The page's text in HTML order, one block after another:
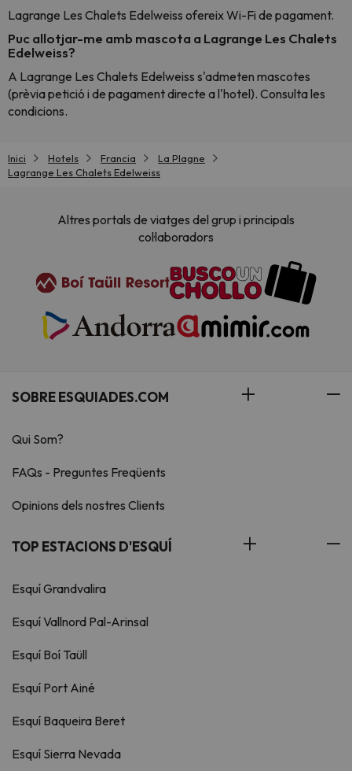
Lagrange Les Chalets Edelweiss ofereix Wi-Fi de pagament.
Puc allotjar-me amb mascota a Lagrange Les Chalets
Edelweiss?
A Lagrange Les Chalets Edelweiss s'admeten mascotes
(prèvia petició i de pagament directe a l'hotel). Consulta les
condicions.
Inici Hotels Francia
La Plagne
Lagrange Les Chalets Edelweiss
Altres portals de viatges del grup i principals
col·laboradors
SOBRE ESQUIADES.COM
Qui Som?
FAQs - Preguntes Freqüents
Opinions dels nostres Clients
TOP ESTACIONS D'ESQUÍ
Esquí Grandvalira
Esquí Vallnord Pal-Arinsal
Esquí Boí Taüll
Esquí Port Ainé
Esquí Baqueira Beret
Esquí Sierra Nevada